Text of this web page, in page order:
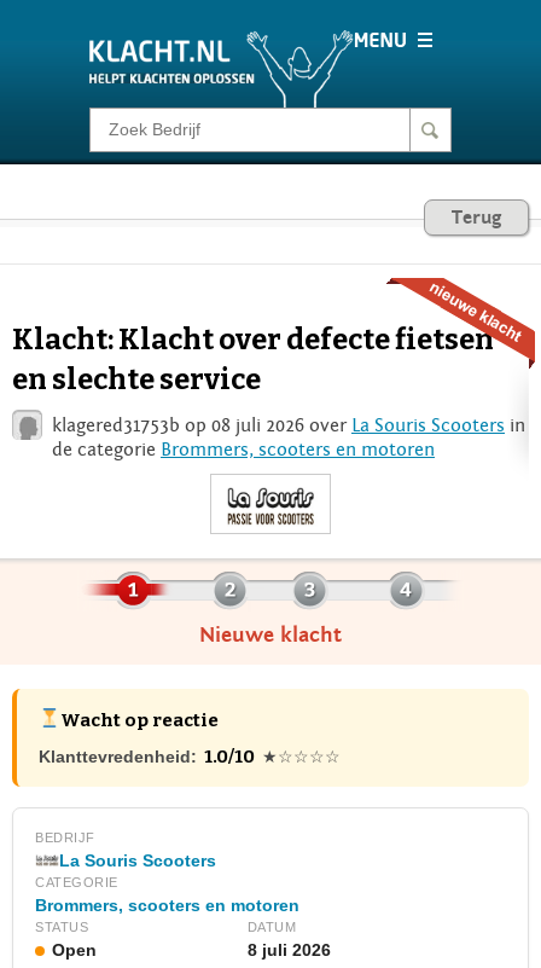
Klacht melden
Consumentenrecht
Voor Bedrijven
Login
Terug
Klacht: Klacht over defecte fietsen
en slechte service
klagered31753b op 08 juli 2026 over La Souris Scooters in
de categorie Brommers, scooters en motoren
Nieuwe klacht
Wacht op reactie
Klanttevredenheid: 1.0/10 ★☆☆☆☆
BEDRIJF
La Souris Scooters
CATEGORIE
Brommers, scooters en motoren
STATUS
Open
DATUM
8 juli 2026